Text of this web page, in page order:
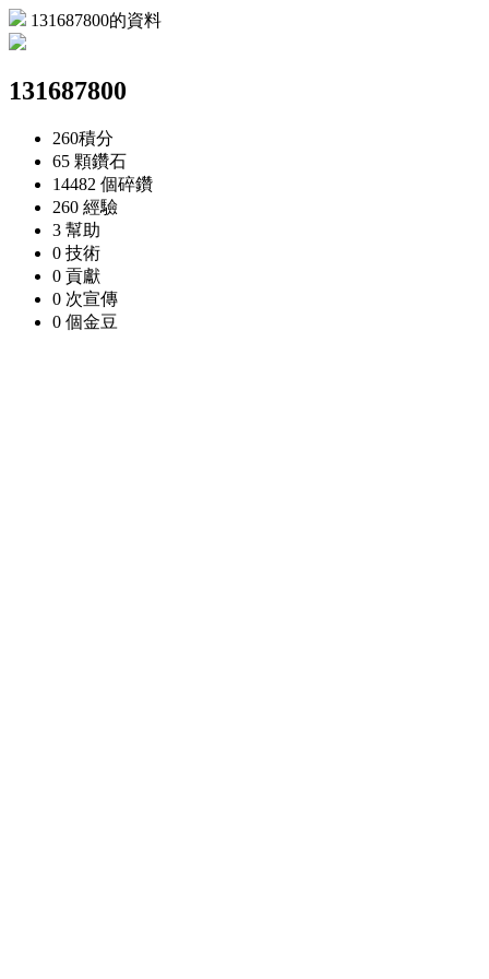
131687800的資料
131687800
260積分
65 顆鑽石
14482 個碎鑽
260 經驗
3 幫助
0 技術
0 貢獻
0 次宣傳
0 個金豆